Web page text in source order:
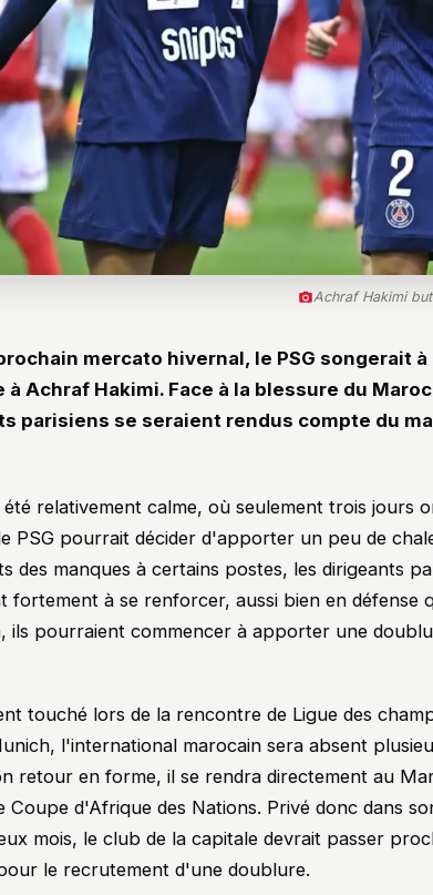
Achraf Hakimi
mercato hivernal, le PSG songerait
à Achraf Hakimi. Face à la blessure du
parisiens se seraient rendus compte du
relativement calme, où seulement trois jours
PSG pourrait décider d'apporter un peu de
des manques à certains postes, les dirigeants
fortement à se renforcer, aussi bien en défense
ils pourraient commencer à apporter une
touché lors de la rencontre de Ligue des
l'international marocain sera absent
retour en forme, il se rendra directement au
Coupe d'Afrique des Nations. Privé donc dans
mois, le club de la capitale devrait passer
le recrutement d'une doublure.